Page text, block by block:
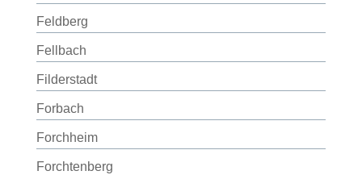
Feldberg
Fellbach
Filderstadt
Forbach
Forchheim
Forchtenberg